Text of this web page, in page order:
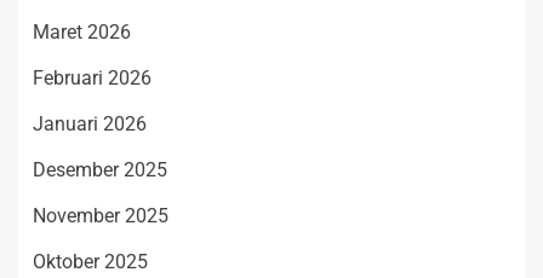
Maret 2026
Februari 2026
Januari 2026
Desember 2025
November 2025
Oktober 2025